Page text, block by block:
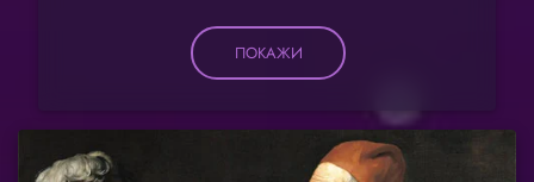
ПОКАЖИ